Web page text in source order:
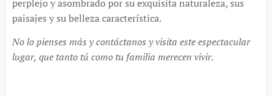
perplejo y asombrado por su exquisita naturaleza, sus
paisajes y su belleza característica.
No lo pienses más y contáctanos y visita este espectacular
lugar, que tanto tú como tu familia merecen vivir.